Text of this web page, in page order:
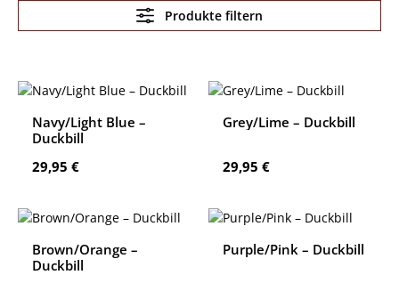
Produkte filtern
Navy/Light Blue –
Duckbill
Regulärer Preis:
29,95 €
Grey/Lime – Duckbill
Regulärer Preis:
29,95 €
Brown/Orange –
Duckbill
Purple/Pink – Duckbill